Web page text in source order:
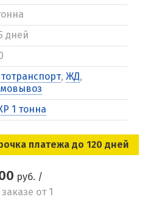
дней
, ЖД,
1 тонна
платежа до 120 дней
руб. /
от 1